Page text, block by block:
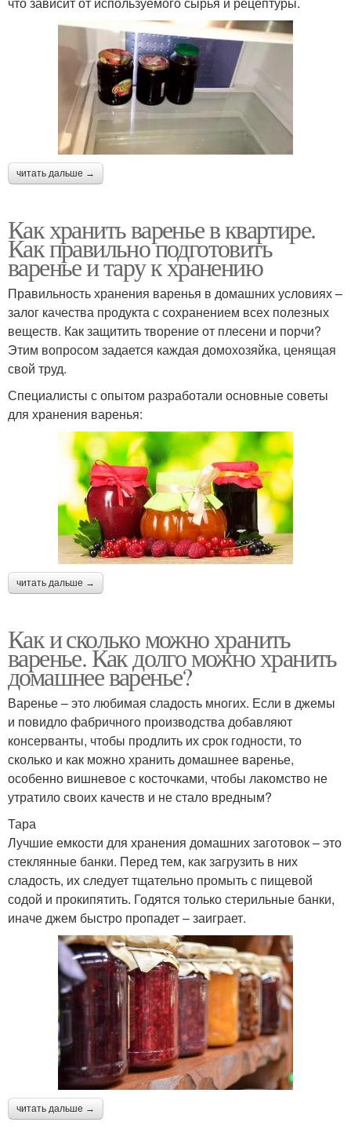
читать дальше →
Как хранить варенье в квартире.
Как правильно подготовить
варенье и тару к хранению
Правильность хранения варенья в домашних условиях –
залог качества продукта с сохранением всех полезных
веществ. Как защитить творение от плесени и порчи?
Этим вопросом задается каждая домохозяйка, ценящая
свой труд.
Специалисты с опытом разработали основные советы
для хранения варенья:
читать дальше →
Как и сколько можно хранить
варенье. Как долго можно хранить
домашнее варенье?
Варенье – это любимая сладость многих. Если в джемы
и повидло фабричного производства добавляют
консерванты, чтобы продлить их срок годности, то
сколько и как можно хранить домашнее варенье,
особенно вишневое с косточками, чтобы лакомство не
утратило своих качеств и не стало вредным?
Тара
Лучшие емкости для хранения домашних заготовок – это
стеклянные банки. Перед тем, как загрузить в них
сладость, их следует тщательно промыть с пищевой
содой и прокипятить. Годятся только стерильные банки,
иначе джем быстро пропадет – заиграет.
читать дальше →